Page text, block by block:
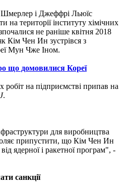
Шмерлер і Джеффрі Льюїс
території інституту хімічних
не раніше квітня 2018
Кім Чен Ин зустрівся з
Мун Чже Іном.
що домовилися Кореї
робіт на підприємстві припав на
.
для виробництва
припустити, що Кім Чен Ин
ядерної і ракетної програм", -
санкції